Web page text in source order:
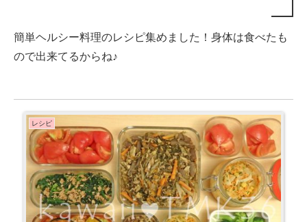
簡単ヘルシー料理のレシピ集めました！身体は食べたも
ので出来てるからね♪
レシピ